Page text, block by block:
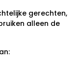
gerechten,
alleen de